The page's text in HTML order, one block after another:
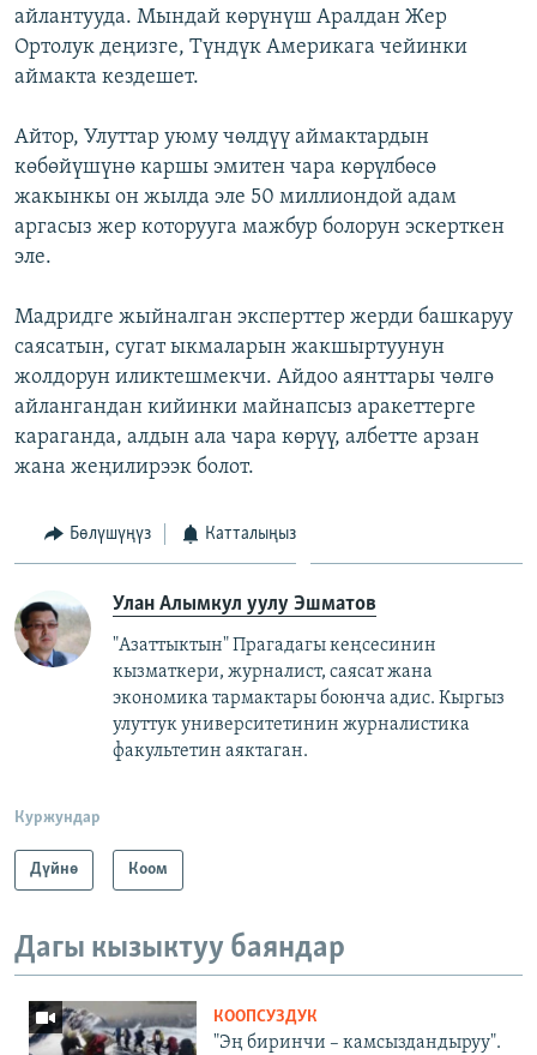
айлантууда. Мындай көрүнүш Аралдан Жер
Ортолук деңизге, Түндүк Америкага чейинки
аймакта кездешет.
Айтор, Улуттар уюму чөлдүү аймактардын
көбөйүшүнө каршы эмитен чара көрүлбөсө
жакынкы он жылда эле 50 миллиондой адам
аргасыз жер которууга мажбур болорун эскерткен
эле.
Мадридге жыйналган эксперттер жерди башкаруу
саясатын, сугат ыкмаларын жакшыртуунун
жолдорун иликтешмекчи. Айдоо аянттары чөлгө
айлангандан кийинки майнапсыз аракеттерге
караганда, алдын ала чара көрүү, албетте арзан
жана жеңилирээк болот.
Бөлүшүңүз Катталыңыз
Улан Алымкул уулу Эшматов
"Азаттыктын" Прагадагы кеңсесинин
кызматкери, журналист, саясат жана
экономика тармактары боюнча адис. Кыргыз
улуттук университетинин журналистика
факультетин аяктаган.
Куржундар
Дүйнө Коом
Дагы кызыктуу баяндар
КООПСУЗДУК
"Эң биринчи – камсыздандыруу".